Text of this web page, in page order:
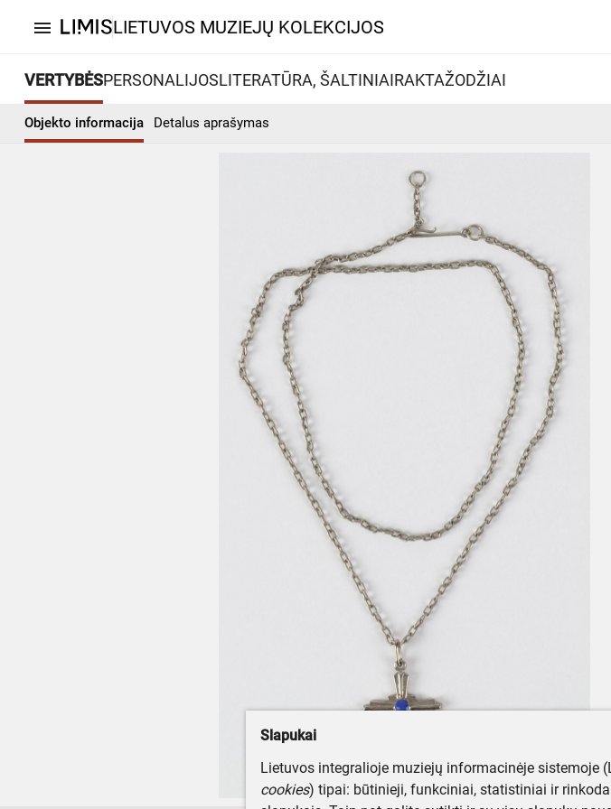
menu LIETUVOS MUZIEJŲ KOLEKCIJOS
VERTYBĖSPERSONALIJOSLITERATŪRA, ŠALTINIAIRAKTAŽODŽIAI
Objekto informacija Detalus aprašymas
Slapukai
Lietuvos integralioje muziejų informacinėje sistemoje
cookies) tipai: būtinieji, funkciniai, statistiniai ir